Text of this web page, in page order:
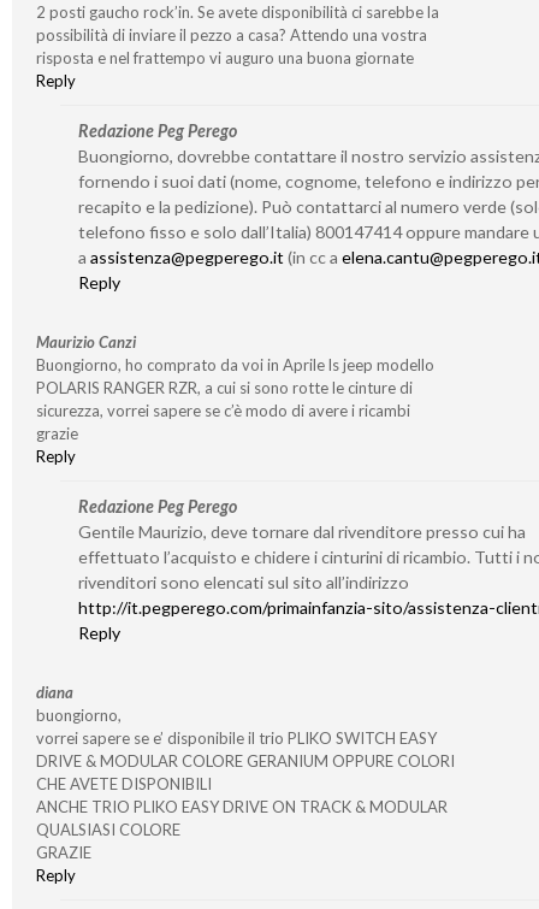
2 posti gaucho rock’in. Se avete disponibilità ci sarebbe la
possibilità di inviare il pezzo a casa? Attendo una vostra
risposta e nel frattempo vi auguro una buona giornate
Reply
Redazione Peg Perego
Buongiorno, dovrebbe contattare il nostro servizio
fornendo i suoi dati (nome, cognome, telefono e indirizzo
recapito e la pedizione). Può contattarci al numero verde
telefono fisso e solo dall’Italia) 800147414 oppure mandare
a assistenza@pegperego.it(in cc a
Reply
Maurizio Canzi
Buongiorno, ho comprato da voi in Aprile ls jeep modello
POLARIS RANGER RZR, a cui si sono rotte le cinture di
sicurezza, vorrei sapere se c’è modo di avere i ricambi
grazie
Reply
Redazione Peg Perego
Gentile Maurizio, deve tornare dal rivenditore presso cui ha
effettuato l’acquisto e chidere i cinturini di ricambio. Tutti i
rivenditori sono elencati sul sito all’indirizzo
http://it.pegperego.com/primainfanzia-sito/assistenza-
Reply
diana
buongiorno,
vorrei sapere se e’ disponibile il trio PLIKO SWITCH EASY
DRIVE & MODULAR COLORE GERANIUM OPPURE COLORI
CHE AVETE DISPONIBILI
ANCHE TRIO PLIKO EASY DRIVE ON TRACK & MODULAR
QUALSIASI COLORE
GRAZIE
Reply